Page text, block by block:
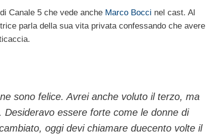
Canale 5 che vede anche Marco Bocci nel cast. Al
parla della sua vita privata confessando che avere
sono felice. Avrei anche voluto il terzo, ma
essere forte come le donne di
oggi devi chiamare duecento volte il